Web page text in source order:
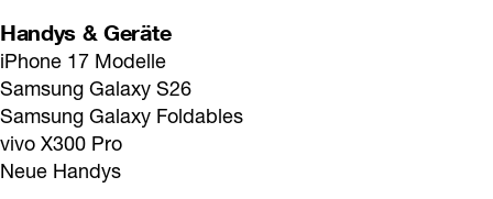
Handys & Geräte
iPhone 17 Modelle
Samsung Galaxy S26
Samsung Galaxy Foldables
vivo X300 Pro
Neue Handys